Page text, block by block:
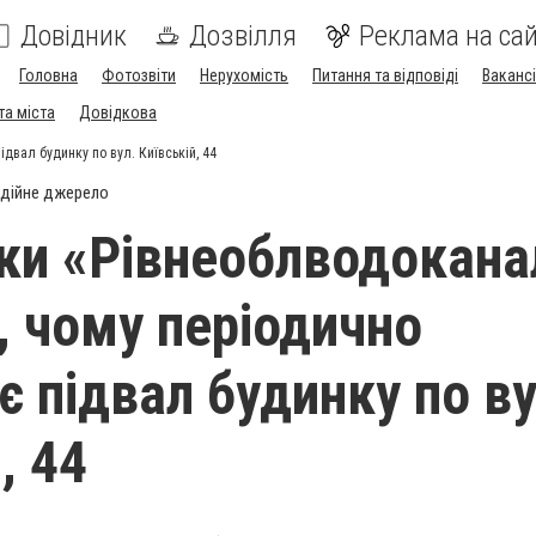
Довідник Дозвілля Реклама на
Головна Фотозвіти Нерухомість Питання та відповіді
міста
Довідкова
будинку по вул. Київській, 44
джерело
чому періодично
підвал будинку по
44